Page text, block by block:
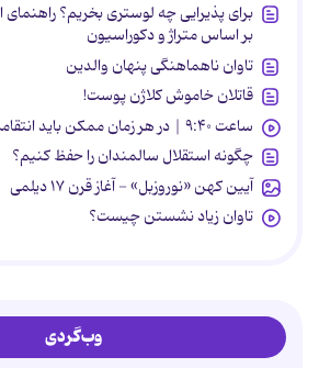
برای پذیرایی چه لوستری بخریم؟ راهنمای
بر اساس متراژ و دکوراسیون
تاوان ناهماهنگی پنهان والدین
قاتلان خاموش کلاژن پوست!
ساعت ۹:۴۰ | در هر زمان ممکن باید انتقامشان را پس بدهند
چگونه استقلال سالمندان را حفظ کنیم؟
آیین کهن «نوروزبل» - آغاز قرن ۱۷ دیلمی
تاوان زیاد نشستن چیست؟
وب‌گردی